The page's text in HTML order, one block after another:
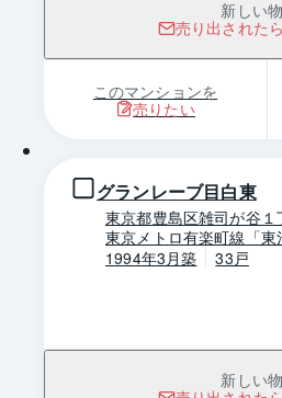
新しい
売り出された
このマンションを
売りたい
グランレーブ目白東
東京都豊島区雑司が谷１
東京メトロ有楽町線「
1994年3月築
33戸
新しい